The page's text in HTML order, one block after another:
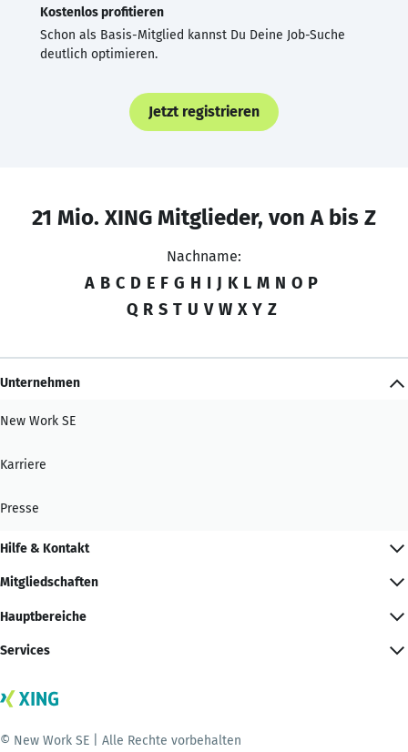
Kostenlos profitieren
Schon als Basis-Mitglied kannst Du Deine Job-Suche
deutlich optimieren.
Jetzt registrieren
21 Mio. XING Mitglieder, von A bis Z
Nachname:
A B C D E F G H I J K L M N O P
Q R S T U V W X Y Z
Unternehmen
New Work SE
Karriere
Presse
Hilfe & Kontakt
Mitgliedschaften
Hauptbereiche
Services
© New Work SE | Alle Rechte vorbehalten